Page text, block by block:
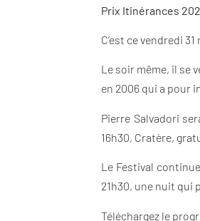
Prix Itinérances
C’est ce vendredi
Le soir même, il se
en 2006 qui a pour
Pierre Salvadori
16h30, Cratère,
Le Festival
21h30, une nuit qui
Téléchargez le